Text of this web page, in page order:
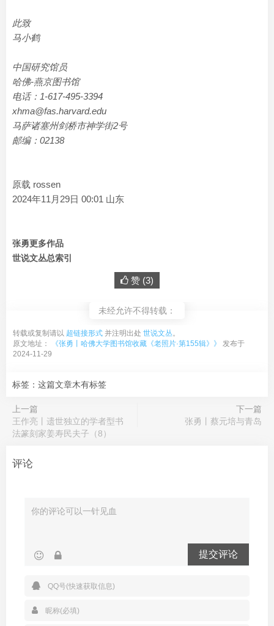
此致
马小鹤
中国研究馆员
哈佛-燕京图书馆
电话：1-617-495-3394
xhma@fas.harvard.edu
马萨诸塞州剑桥市神学街2号
邮编：02138
原载 rossen
2024年11月29日 00:01 山东
张勇更多作品
世说文丛总索引
赞 (3)
未经允许不得转载：
转载或复制请以 超链接形式 并注明出处 世说文丛。
原文地址：
《张勇丨哈佛大学图书馆收藏《老照片·第155辑》》
发布于
2024-11-29
标签：这篇文章木有标签
上一篇
王作亮丨遗世独立的学者型书
法篆刻家姜寿民夫子（8）
下一篇
张勇丨蔡元培与青岛
评论
提交评论